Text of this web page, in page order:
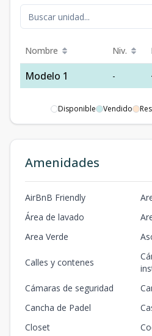
Nombre Niv.
Modelo 1 -
Disponible Vendido
Amenidades
AirBnB Friendly
Área de lavado
Area Verde
Calles y contenes
Cámaras de seguridad
Cancha de Padel
Closet